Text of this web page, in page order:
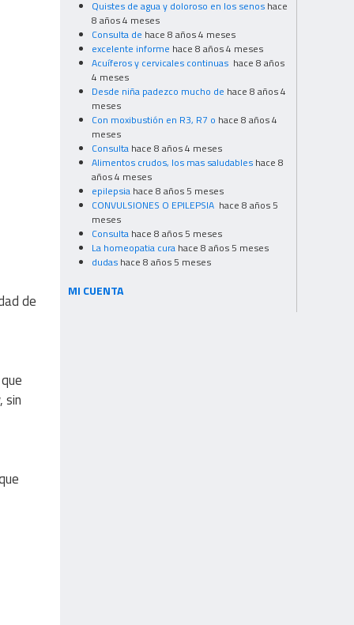
de
sin
Quistes de agua y doloroso en los senos hace
8 años 4 meses
Consulta de hace 8 años 4 meses
excelente informe hace 8 años 4 meses
Acuíferos y cervicales continuas hace 8 años
4 meses
Desde niña padezco mucho de hace 8 años 4
meses
Con moxibustión en R3, R7 o hace 8 años 4
meses
Consulta hace 8 años 4 meses
Alimentos crudos, los mas saludables hace 8
años 4 meses
epilepsia hace 8 años 5 meses
CONVULSIONES O EPILEPSIA hace 8 años 5
meses
Consulta hace 8 años 5 meses
La homeopatia cura hace 8 años 5 meses
dudas hace 8 años 5 meses
MI CUENTA